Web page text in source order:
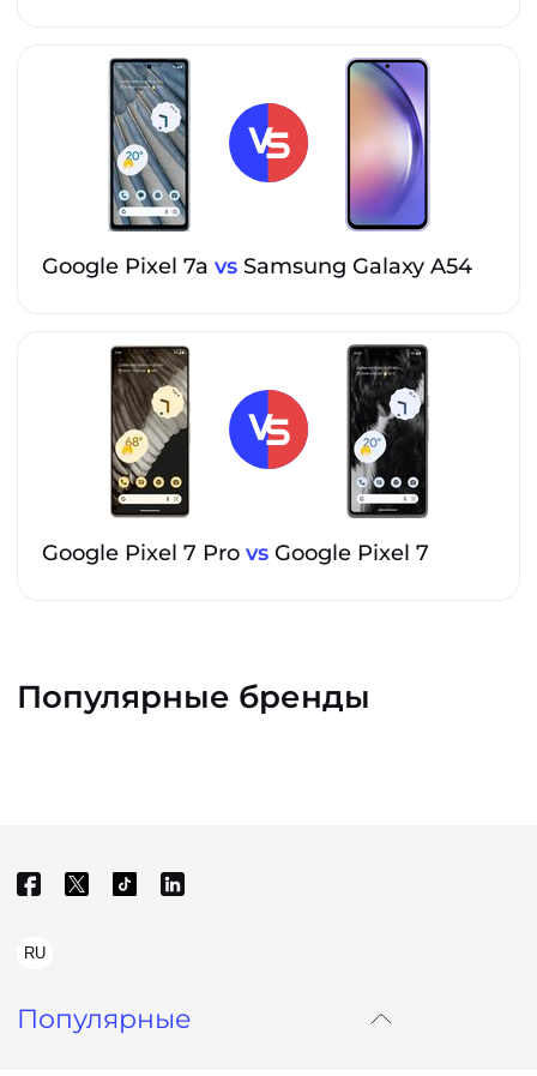
Google Pixel 7a vs Samsung Galaxy A54
Google Pixel 7 Pro vs Google Pixel 7
Популярные бренды
RU
Популярные